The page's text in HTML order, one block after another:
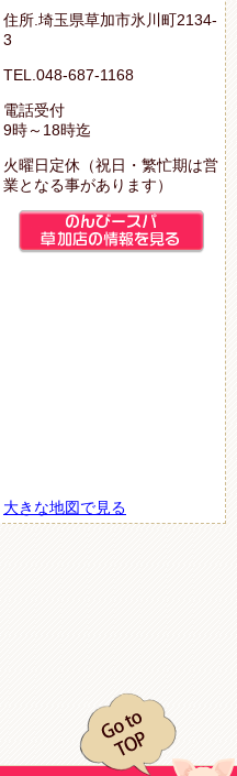
住所.埼玉県草加市氷川町2134-
3
TEL.048-687-1168
電話受付
9時～18時迄
火曜日定休（祝日・繁忙期は営
業となる事があります）
大きな地図で見る